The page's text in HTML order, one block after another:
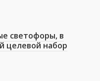
светофоры, в
целевой набор